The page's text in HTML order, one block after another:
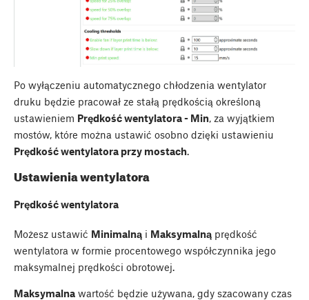
Po wyłączeniu automatycznego chłodzenia wentylator
druku będzie pracował ze stałą prędkością określoną
ustawieniem Prędkość wentylatora - Min, za wyjątkiem
mostów, które można ustawić osobno dzięki ustawieniu
Prędkość wentylatora przy mostach.
Ustawienia wentylatora
Prędkość wentylatora
Możesz ustawić Minimalną i Maksymalną prędkość
wentylatora w formie procentowego współczynnika jego
maksymalnej prędkości obrotowej.
Maksymalna wartość będzie używana, gdy szacowany czas